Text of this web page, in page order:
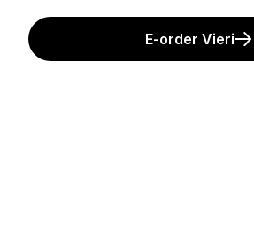
E-order Vieri